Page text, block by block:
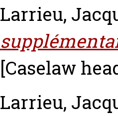
Larrieu,
[Caselaw
Larrieu,